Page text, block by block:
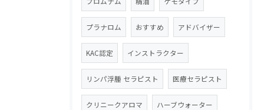
プラナロム おすすめ アドバイザー
KAC認定 インストラクター
リンパ浮腫 セラピスト 医療セラピスト
クリニークアロマ ハーブウォーター